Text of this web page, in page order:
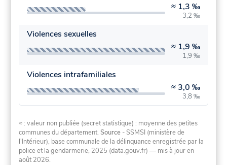
≈ 1,3 ‰
3,2 ‰
Violences sexuelles
≈ 1,9 ‰
1,9 ‰
Violences intrafamiliales
≈ 3,0 ‰
3,8 ‰
≈ : valeur non publiée (secret statistique) : moyenne des petites
communes du département.Source - SSMSI (ministère de
l'Intérieur), base communale de la délinquance enregistrée par la
police et la gendarmerie, 2025 (data.gouv.fr) — mis à jour en
août 2026.